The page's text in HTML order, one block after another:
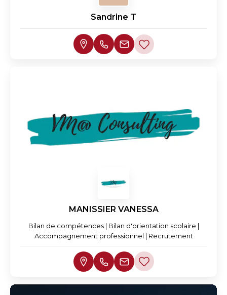
Sandrine T
MANISSIER VANESSA
Bilan de compétences | Bilan d'orientation scolaire |
Accompagnement professionnel | Recrutement